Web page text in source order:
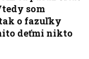
som
o fazuľky
deťmi nikto